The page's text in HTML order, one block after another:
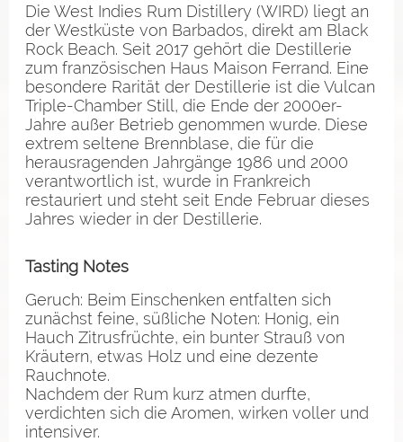
Die West Indies Rum Distillery (WIRD) liegt an
der Westküste von Barbados, direkt am Black
Rock Beach. Seit 2017 gehört die Destillerie
zum französischen Haus Maison Ferrand. Eine
besondere Rarität der Destillerie ist die Vulcan
Triple-Chamber Still, die Ende der 2000er-
Jahre außer Betrieb genommen wurde. Diese
extrem seltene Brennblase, die für die
herausragenden Jahrgänge 1986 und 2000
verantwortlich ist, wurde in Frankreich
restauriert und steht seit Ende Februar dieses
Jahres wieder in der Destillerie.
Tasting Notes
Geruch: Beim Einschenken entfalten sich
zunächst feine, süßliche Noten: Honig, ein
Hauch Zitrusfrüchte, ein bunter Strauß von
Kräutern, etwas Holz und eine dezente
Rauchnote.
Nachdem der Rum kurz atmen durfte,
verdichten sich die Aromen, wirken voller und
intensiver.